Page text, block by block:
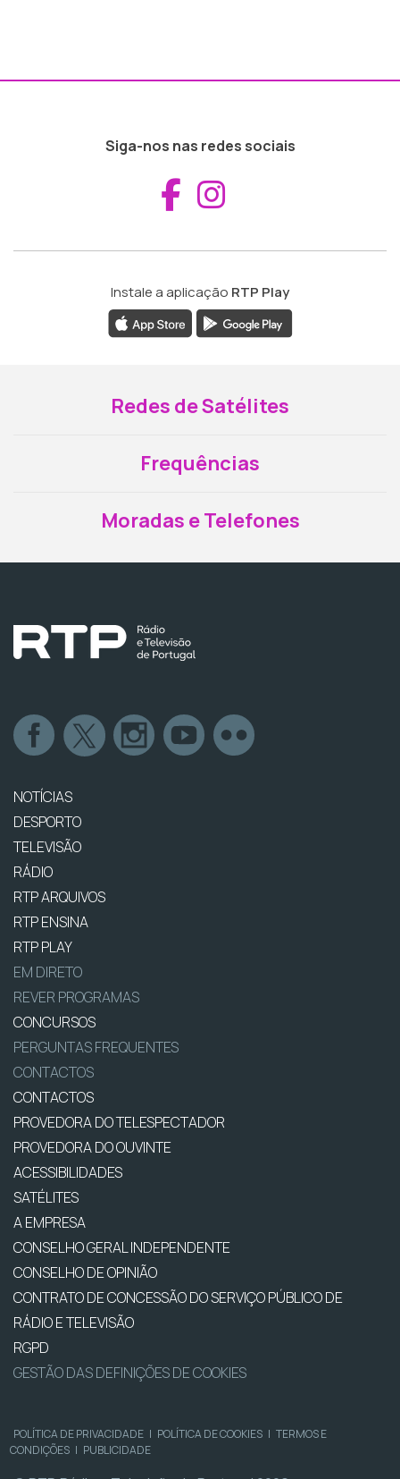
Siga-nos nas redes sociais
Aceder ao
Instale a aplicação RTP Play
Redes de Satélites
Frequências
Moradas e Telefones
NOTÍCIAS
DESPORTO
TELEVISÃO
RÁDIO
RTP ARQUIVOS
RTP ENSINA
RTP PLAY
EM DIRETO
REVER PROGRAMAS
CONCURSOS
PERGUNTAS FREQUENTES
CONTACTOS
CONTACTOS
PROVEDORA DO TELESPECTADOR
PROVEDORA DO OUVINTE
ACESSIBILIDADES
SATÉLITES
A EMPRESA
CONSELHO GERAL INDEPENDENTE
CONSELHO DE OPINIÃO
CONTRATO DE CONCESSÃO DO SERVIÇO PÚBLICO DE
RÁDIO E TELEVISÃO
RGPD
GESTÃO DAS DEFINIÇÕES DE COOKIES
POLÍTICA DE PRIVACIDADE | POLÍTICA DE COOKIES | TERMOS E
CONDIÇÕES | PUBLICIDADE